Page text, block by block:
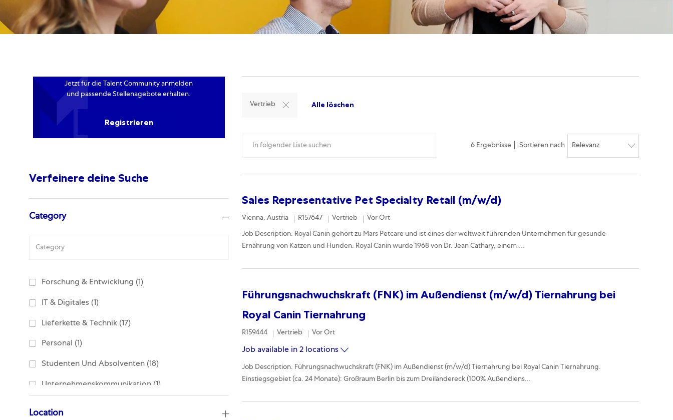
Jetzt für die Talent Community anmelden
und passende Stellenagebote erhalten.
Registrieren
Verfeinere deine Suche
Category
Category
Forschung & Entwicklung (1)Job
IT & Digitales (1)Job
Lieferkette & Technik (17)Jobs
Personal (1)Job
Studenten Und Absolventen (18)Jobs
Unternehmenskommunikation (1)Job
Location
Vertrieb Alle löschen
6 Ergebnisse Sortieren nach
Sales Representative Pet Specialty Retail (m/w/d)
Location
Vienna, Austria Required Id
R157647 Category
Vertrieb Remote
Vor Ort
Job Description. Royal Canin gehört zu Mars Petcare und ist eines der weltweit führenden Unternehmen für gesunde
Ernährung von Katzen und Hunden. Royal Canin wurde 1968 von Dr. Jean Cathary, einem ...
Führungsnachwuchskraft (FNK) im Außendienst (m/w/d) Tiernahrung bei
Royal Canin Tiernahrung
Required Id
R159444 Category
Vertrieb Remote
Vor Ort
Job available in 2 locations
Job Description. Führungsnachwuchskraft (FNK) im Außendienst (m/w/d) Tiernahrung bei Royal Canin Tiernahrung.
Einstiegsgebiet (ca. 24 Monate): Großraum Berlin bis zum Dreiländereck (100% Außendiens...